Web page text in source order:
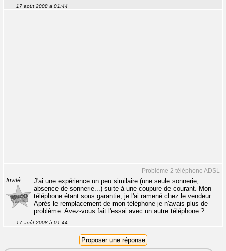
17 août 2008 à 01:44
Problème 2 téléphone ADSL
Invité
J'ai une expérience un peu similaire (une seule sonnerie,
absence de sonnerie...) suite à une coupure de courant. Mon
téléphone étant sous garantie, je l'ai ramené chez le vendeur.
Après le remplacement de mon téléphone je n'avais plus de
problème. Avez-vous fait l'essai avec un autre téléphone ?
17 août 2008 à 01:44